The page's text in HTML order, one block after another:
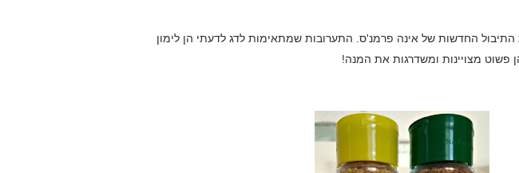
החדשות של אינה פרמנ'ס. התערובות שמתאימות לדג לדעתי הן לימון
פשוט מצויינות ומשדרגות את המנה!